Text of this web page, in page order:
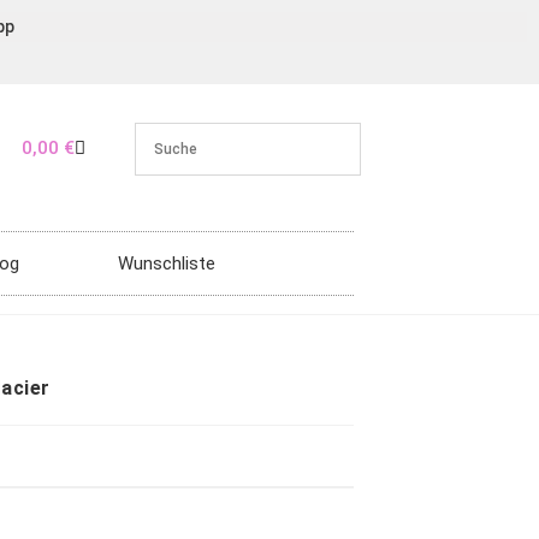
0,00 €
Wunschliste